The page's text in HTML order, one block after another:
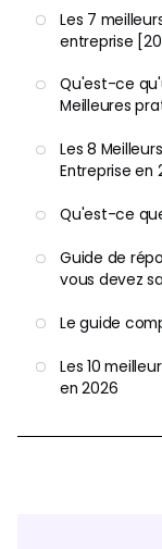
Les 7
entreprise
Qu'est-ce
Meilleures
Les 8
Entreprise en
Qu'est-ce
Guide de
vous devez
Le guide
Les 10
en 2026